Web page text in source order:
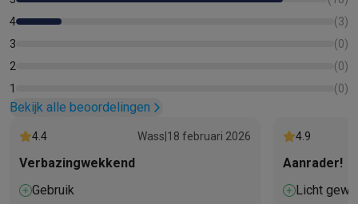
op zijn plaats blijft zitten.
4
(3)
3
(0)
2
(0)
1
(0)
Bekijk alle beoordelingen
4.4 Wass 18 februari 2026
Verbazingwekkend
Gebruik
4.9
Aanrader!
Licht